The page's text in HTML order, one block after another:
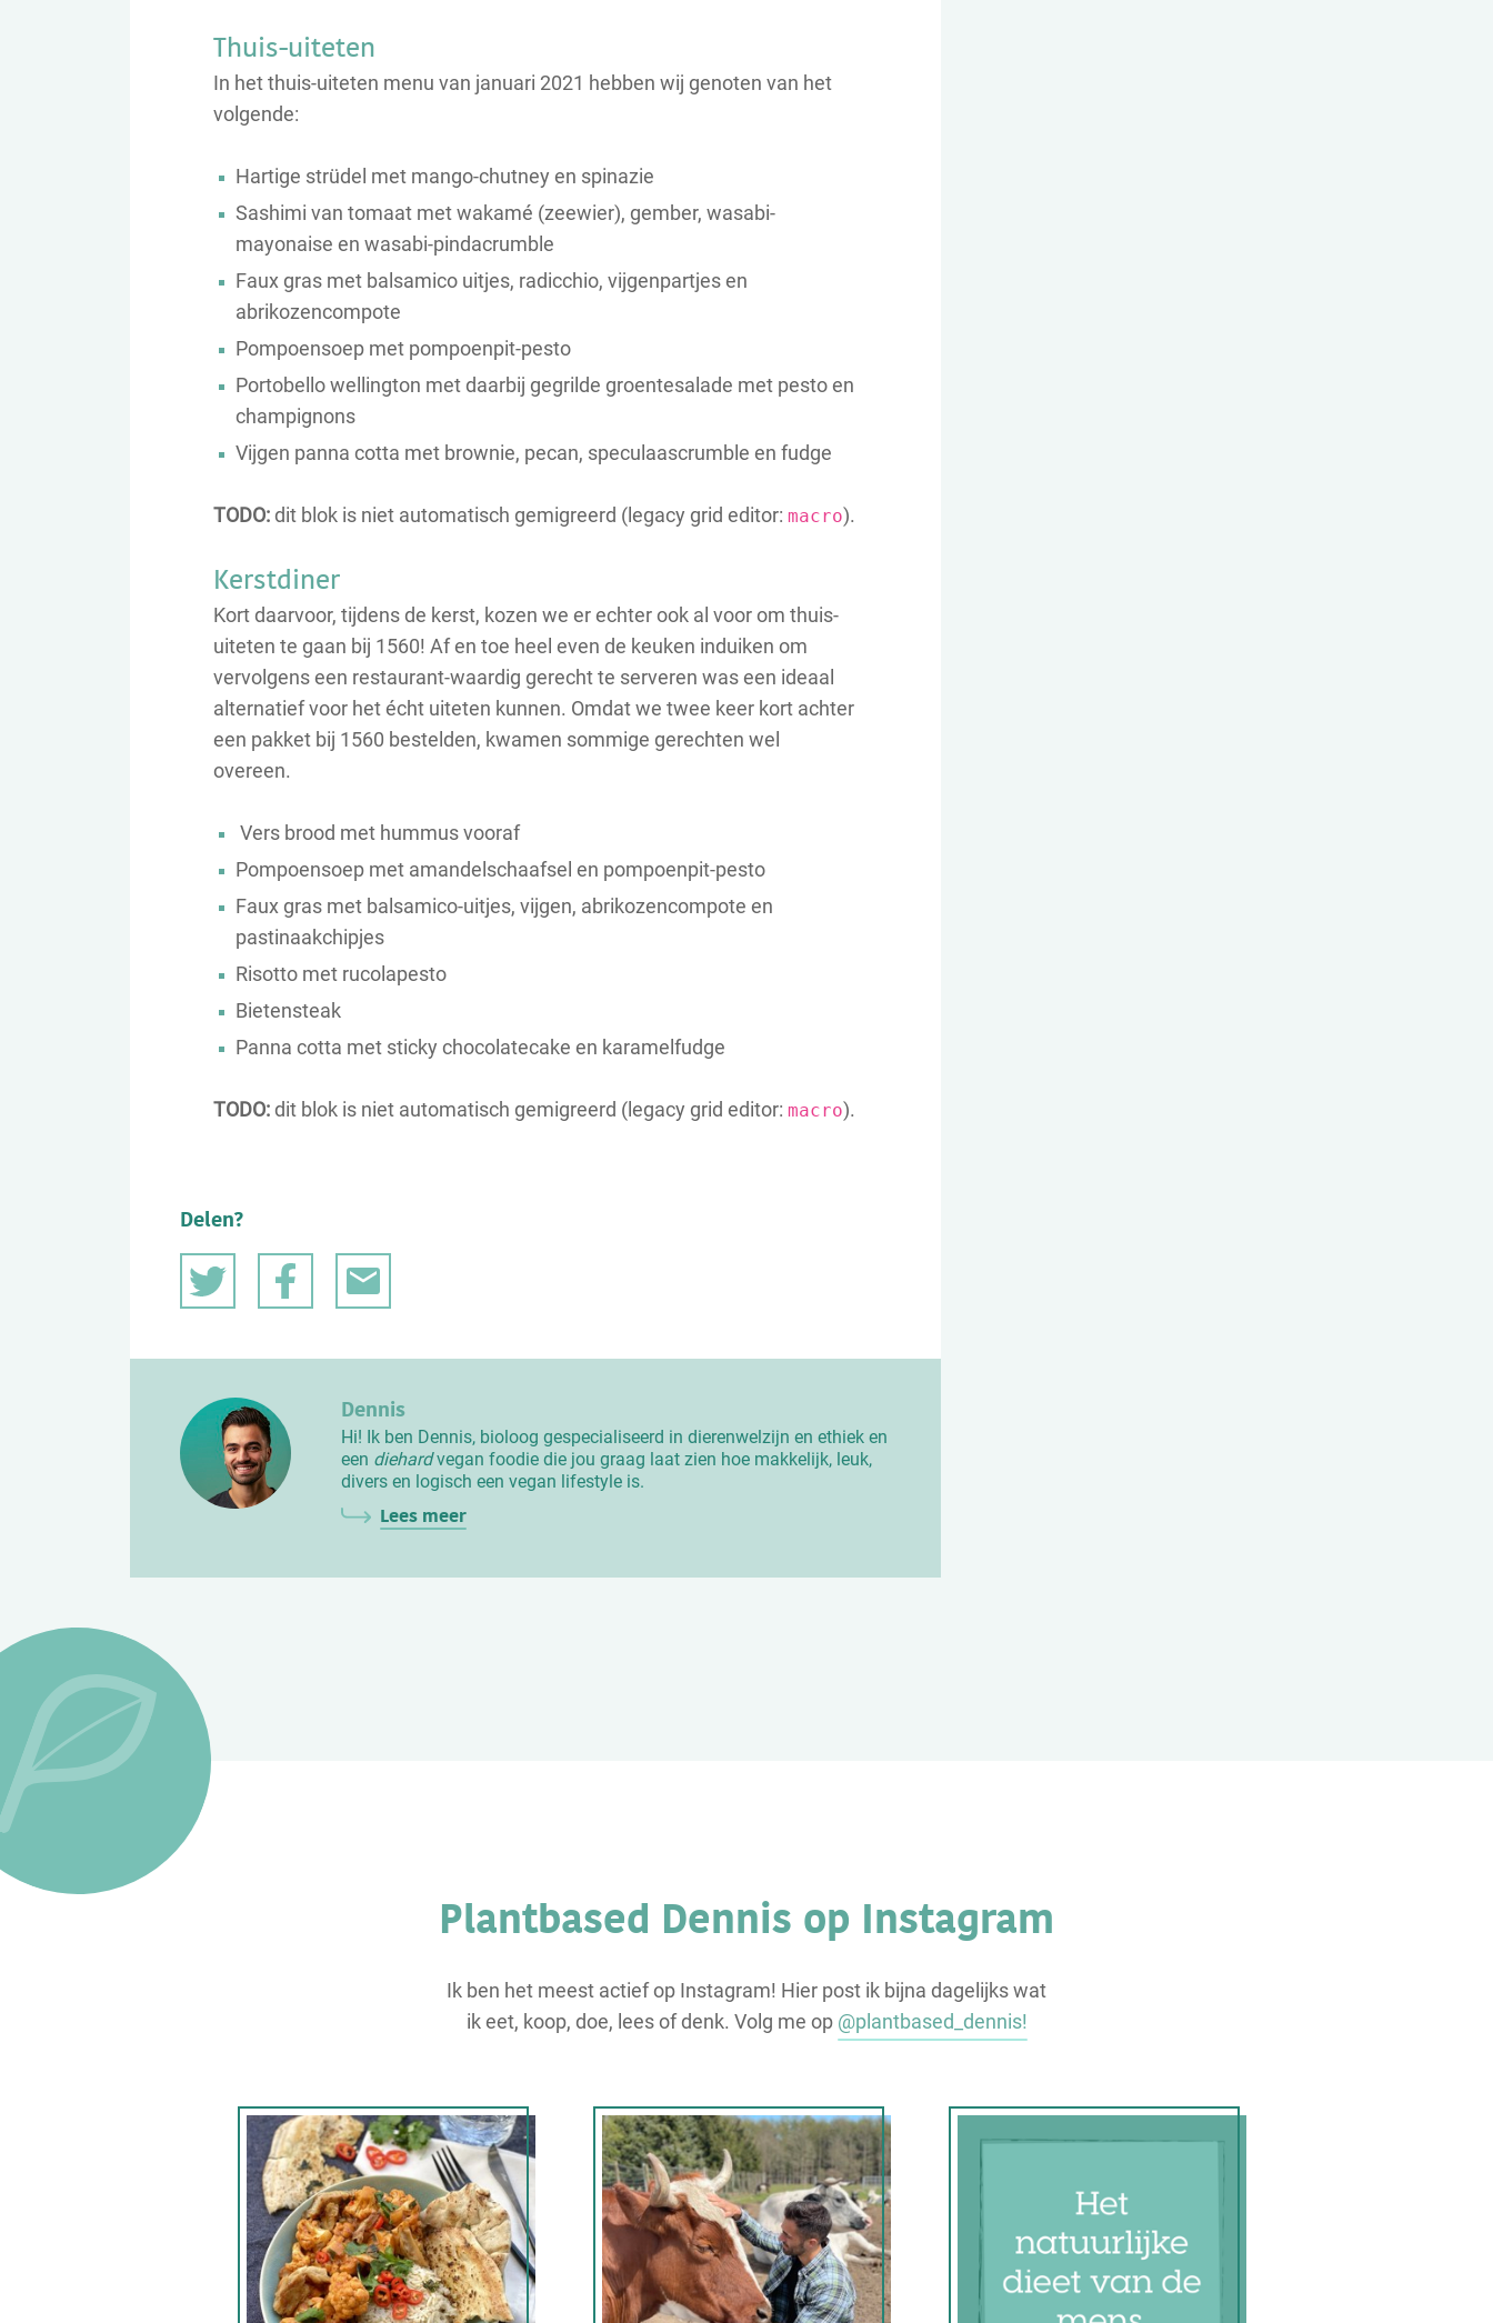
Thuis-uiteten
In het thuis-uiteten menu van januari 2021 hebben wij genoten van het
volgende:
Hartige strüdel met mango-chutney en spinazie
Sashimi van tomaat met wakamé (zeewier), gember, wasabi-
mayonaise en wasabi-pindacrumble
Faux gras met balsamico uitjes, radicchio, vijgenpartjes en
abrikozencompote
Pompoensoep met pompoenpit-pesto
Portobello wellington met daarbij gegrilde groentesalade met pesto en
champignons
Vijgen panna cotta met brownie, pecan, speculaascrumble en fudge
TODO: dit blok is niet automatisch gemigreerd (legacy grid editor: macro).
Kerstdiner
Kort daarvoor, tijdens de kerst, kozen we er echter ook al voor om thuis-
uiteten te gaan bij 1560! Af en toe heel even de keuken induiken om
vervolgens een restaurant-waardig gerecht te serveren was een ideaal
alternatief voor het écht uiteten kunnen. Omdat we twee keer kort achter
een pakket bij 1560 bestelden, kwamen sommige gerechten wel
overeen.
Vers brood met hummus vooraf
Pompoensoep met amandelschaafsel en pompoenpit-pesto
Faux gras met balsamico-uitjes, vijgen, abrikozencompote en
pastinaakchipjes
Risotto met rucolapesto
Bietensteak
Panna cotta met sticky chocolatecake en karamelfudge
TODO: dit blok is niet automatisch gemigreerd (legacy grid editor: macro).
Delen?
Dennis
Hi! Ik ben Dennis, bioloog gespecialiseerd in dierenwelzijn en ethiek en
een diehardvegan foodie die jou graag laat zien hoe makkelijk, leuk,
divers en logisch een vegan lifestyle is.
Lees meer
Plantbased Dennis op Instagram
Ik ben het meest actief op Instagram! Hier post ik bijna dagelijks wat
ik eet, koop, doe, lees of denk. Volg me op @plantbased_dennis!